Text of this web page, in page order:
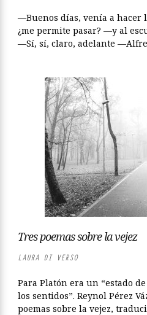
—Buenos días, venía a hacer
¿me permite pasar? —y al
—Sí, sí, claro, adelante
Tres poemas sobre la vejez
LAURA DI VERSO
Para Platón era un “estado
los sentidos”. Reynol Pérez
poemas sobre la vejez,